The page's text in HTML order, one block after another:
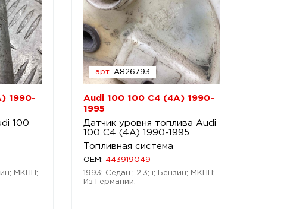
1990-
100
МКПП;
арт. A826793
Audi 100 100 C4 (4A) 1990-
1995
Датчик уровня топлива Audi
100 C4 (4A) 1990-1995
Топливная система
OEM: 443919049
1993; Седан.; 2,3; i; Бензин; МКПП;
Из Германии.